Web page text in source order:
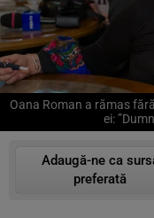
Oana Roman a rămas
ei:
Adaugă-ne ca
preferată